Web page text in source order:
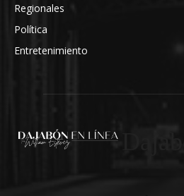
Regionales
Política
Entretenimiento